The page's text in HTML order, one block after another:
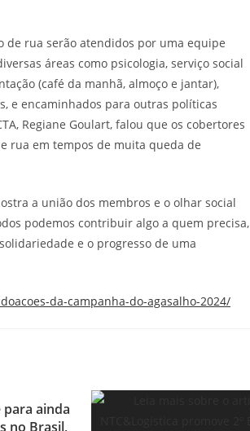
de rua serão atendidos por uma equipe
áreas como psicologia, serviço social
(café da manhã, almoço e jantar),
e encaminhados para outras políticas
Regiane Goulart, falou que os cobertores
rua em tempos de muita queda de
a união dos membros e o olhar social
podemos contribuir algo a quem precisa,
e o progresso de uma
da-campanha-do-agasalho-2024/
ainda
no Brasil,